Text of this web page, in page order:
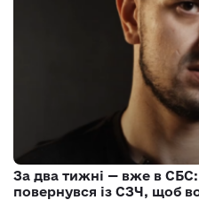
За два тижні — вже в
повернувся із СЗЧ, щоб